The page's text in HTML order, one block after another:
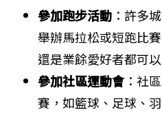
參加跑步活動 ：許多
舉辦馬拉松或短跑比
還是業餘愛好者都可
參加社區運動會：社
賽，如籃球、足球、